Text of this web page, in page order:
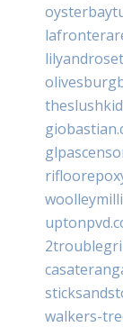
walkers-